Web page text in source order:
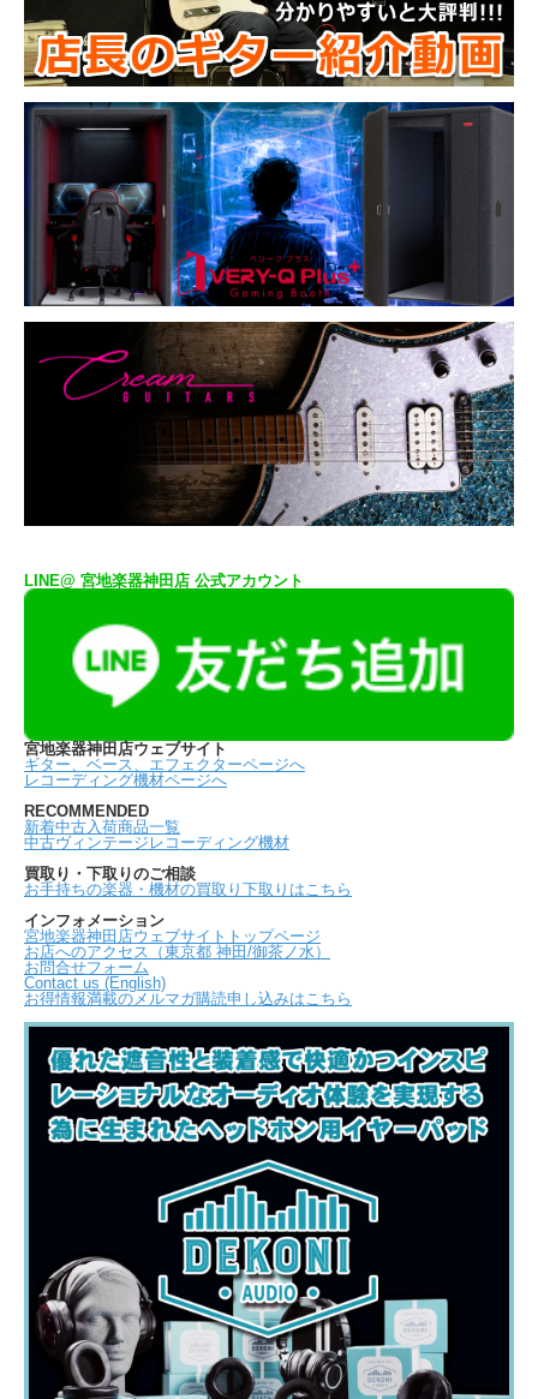
LINE@ 宮地楽器神田店 公式アカウント
宮地楽器神田店ウェブサイト
ギター、ベース、エフェクターページへ
レコーディング機材ページへ
RECOMMENDED
新着中古入荷商品一覧
中古ヴィンテージレコーディング機材
買取り・下取りのご相談
お手持ちの楽器・機材の買取り下取りはこちら
インフォメーション
宮地楽器神田店ウェブサイトトップページ
お店へのアクセス（東京都 神田/御茶ノ水）
お問合せフォーム
Contact us (English)
お得情報満載のメルマガ購読申し込みはこちら